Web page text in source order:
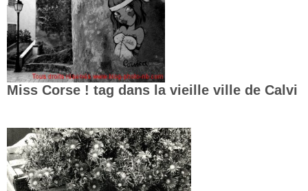
Miss Corse ! tag dans la vieille ville de Calvi